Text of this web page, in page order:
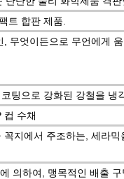
트 합판 제품.
, 무엇이든으로 무언에게
팅으로 강화된 강철을 냉
컵 수채
꼭지에서 주조하는, 세라
의하여, 맹목적인 배출